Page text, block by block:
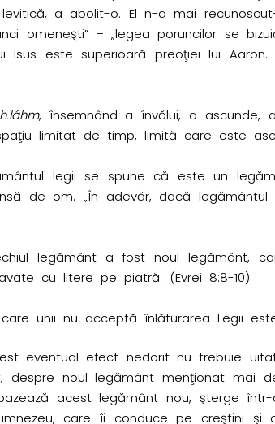
a abolit-o. El n-a mai
omeneşti” – „legea poruncilor se
Isus este superioară preoţiei lui
h.láhm, însemnând a învălui, a ascunde,
limitat de timp, limită care este
legii se spune că este un
de om. „În adevăr, dacă
legământ a fost noul legământ,
cu litere pe piatră. (Evrei 8:8-10).
unii nu acceptă înlăturarea Legii
eventual efect nedorit nu trebuie
despre noul legământ menţionat mai
acest legământ nou, şterge
care îi conduce pe creştini